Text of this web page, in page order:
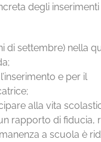
degli inserimenti
di settembre) nella
e per il
alla vita
rapporto di fiducia,
a scuola è